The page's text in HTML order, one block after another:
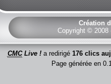
Création
Copyright © 2008
CMCLive !a redirigé 176 clics
Page générée en